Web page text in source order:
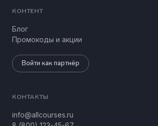
КОНТЕНТ
Блог
Промокоды и акции
Войти как партнёр
КОНТАКТЫ
info@allcourses.ru